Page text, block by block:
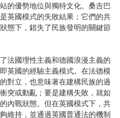
的優勢地位與獨特文化。桑吉巴
英國模式的失敗結果；它們的共
態下，錯失了民族發明的關鍵節
法國理性主義和德國浪漫主義的
英國的經驗主義模式。在法德模
對立，也意味著在建構民族的過
突或動亂；要是建構失敗，就如
內戰狀態。但在英國模式下，共
維持，並通過英國普通法的機制